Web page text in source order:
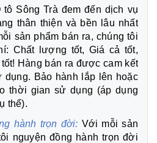
tô Sông Trà đem đến dịch vụ
thân thiện và bền lâu nhất
sản phẩm bán ra, chúng tôi
Chất lượng tốt, Giá cả tốt,
Hàng bán ra được cam kết
dụng. Bảo hành lắp lên hoặc
thời gian sử dụng (áp dụng
thể).
hành trọn đời: Với mỗi sản
nguyện đồng hành trọn đời